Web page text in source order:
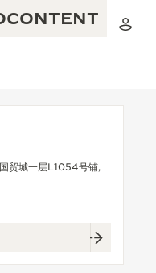
CALIBRES
贸城一层L1054号铺,